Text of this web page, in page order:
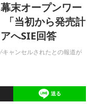
末オープンワー
当初から発売計
へSIE回答
ャンセルされたとの報道が
送る